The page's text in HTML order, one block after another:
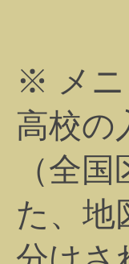
※ メニ
高校の
（全
た、地